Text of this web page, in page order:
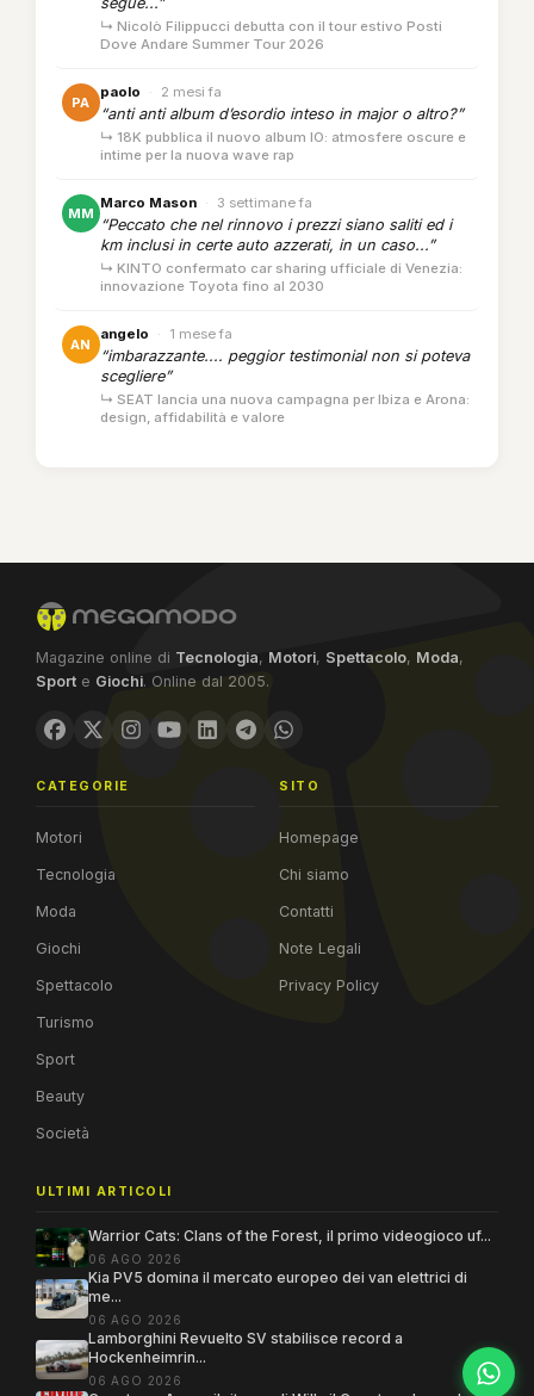
↳ Nicolò Filippucci debutta con il tour estivo Posti
Dove Andare Summer Tour 2026
PA
paolo · 2 mesi fa
“anti anti album d’esordio inteso in major o altro?”
↳ 18K pubblica il nuovo album IO: atmosfere oscure e
intime per la nuova wave rap
MM
Marco Mason · 3 settimane fa
“Peccato che nel rinnovo i prezzi siano saliti ed i
km inclusi in certe auto azzerati, in un caso...”
↳ KINTO confermato car sharing ufficiale di Venezia:
innovazione Toyota fino al 2030
AN
angelo · 1 mese fa
“imbarazzante.... peggior testimonial non si poteva
scegliere”
↳ SEAT lancia una nuova campagna per Ibiza e Arona:
design, affidabilità e valore
Magazine online di Tecnologia, Motori, Spettacolo, Moda,
Sport e Giochi. Online dal 2005.
CATEGORIE
Motori
Tecnologia
Moda
Giochi
Spettacolo
Turismo
Sport
Beauty
Società
SITO
Homepage
Chi siamo
Contatti
Note Legali
Privacy Policy
ULTIMI ARTICOLI
Warrior Cats: Clans of the Forest, il primo videogioco uf...
06 AGO 2026
Kia PV5 domina il mercato europeo dei van elettrici di
me...
06 AGO 2026
Lamborghini Revuelto SV stabilisce record a
Hockenheimrin...
06 AGO 2026